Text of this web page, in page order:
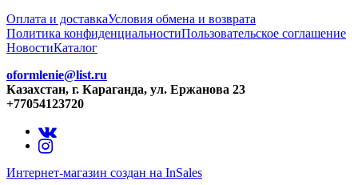
Оплата и доставкаУсловия обмена и возврата
Политика конфиденциальностиПользовательское соглашение
НовостиКаталог
oformlenie@list.ru
Казахстан, г. Караганда, ул. Ержанова 23
+77054123720
Интернет-магазин создан на InSales